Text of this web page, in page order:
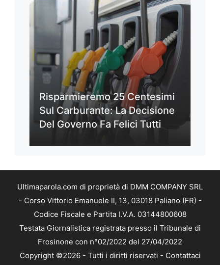
Risparmieremo 25 Centesimi
Sul Carburante: La Decisione
Del Governo Fa Felici Tutti
Ultimaparola.com di proprietà di DMM COMPANY SRL
- Corso Vittorio Emanuele II, 13, 03018 Paliano (FR) -
Codice Fiscale e Partita I.V.A. 03144800608
Testata Giornalistica registrata presso il Tribunale di
Frosinone con n°02/2022 del 27/04/2022
Copyright ©2026 - Tutti i diritti riservati - Contattaci